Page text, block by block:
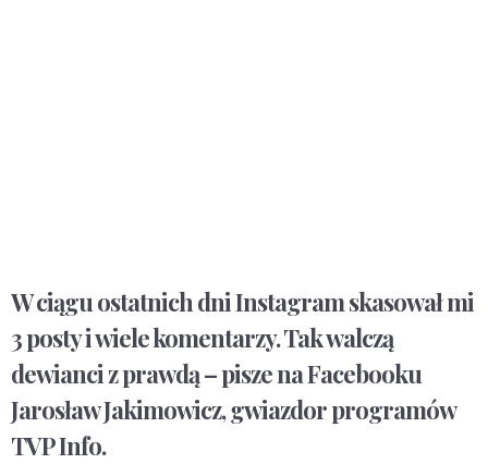
W ciągu ostatnich dni Instagram skasował mi
3 posty i wiele komentarzy. Tak walczą
dewianci z prawdą – pisze na Facebooku
Jarosław Jakimowicz, gwiazdor programów
TVP Info.